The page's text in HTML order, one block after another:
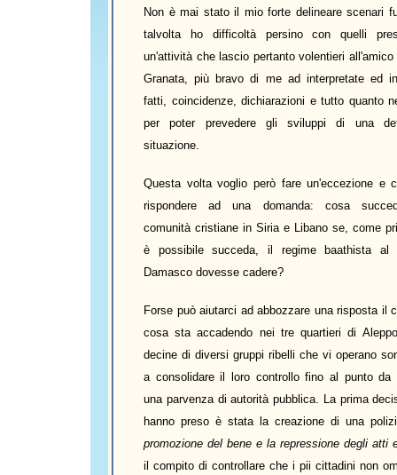
Non è mai stato il mio forte delineare scenari
talvolta ho difficoltà persino con quelli
un'attività che lascio pertanto volentieri all'amico
Granata, più bravo di me ad interpretate ed
fatti, coincidenze, dichiarazioni e tutto quanto
per poter prevedere gli sviluppi di una
situazione.
Questa volta voglio però fare un'eccezione e
rispondere ad una domanda: cosa
comunità cristiane in Siria e Libano se, come
è possibile succeda, il regime baathista al
Damasco dovesse cadere?
Forse può aiutarci ad abbozzare una risposta il
cosa sta accadendo nei tre quartieri di
decine di diversi gruppi ribelli che vi operano
a consolidare il loro controllo fino al punto da
una parvenza di autorità pubblica. La prima
hanno preso è stata la creazione di una
promozione del bene e la repressione degli atti
il compito di controllare che i pii cittadini non